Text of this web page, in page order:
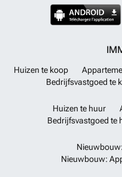
Huizen te koop
Bedrijfsvastgoed te
Huizen te huur
Bedrijfsvastgoed te
Nieuwbouw: